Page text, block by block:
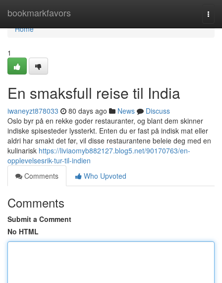
bookmarkfavors
Home
Home
1
En smaksfull reise til India
iwaneyzt878033 80 days ago News
Discuss
Oslo byr på en rekke goder restauranter, og blant dem skinner
indiske spisesteder lyssterkt. Enten du er fast på indisk mat eller
aldri har smakt det før, vil disse restaurantene beleie deg med en
kulinarisk https://liviaomyb882127.blog5.net/90170763/en-
opplevelsesrik-tur-til-indien
Comments
Who Upvoted
Comments
Submit a Comment
No HTML